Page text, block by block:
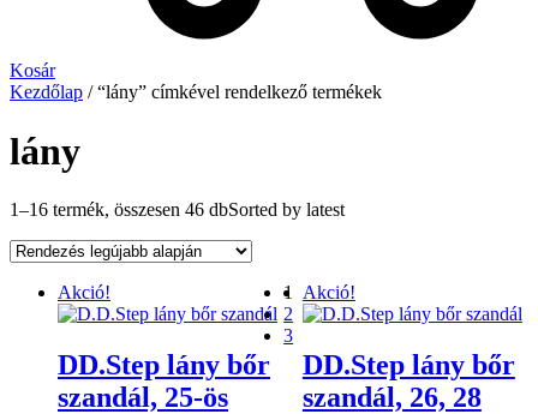
Kosár
Kezdőlap / “lány” címkével rendelkező termékek
lány
1–16 termék, összesen 46 dbSorted by latest
Akció!
DD.Step lány bőr
szandál, 25-ös
Akció!
DD.Step lány bőr
szandál, 26, 28
1
2
3